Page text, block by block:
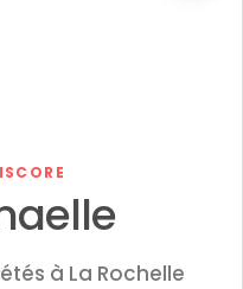
à La Rochelle